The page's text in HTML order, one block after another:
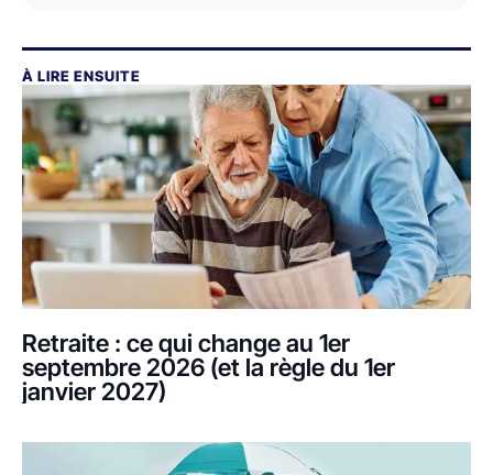
À LIRE ENSUITE
Retraite : ce qui change au 1er
septembre 2026 (et la règle du 1er
janvier 2027)